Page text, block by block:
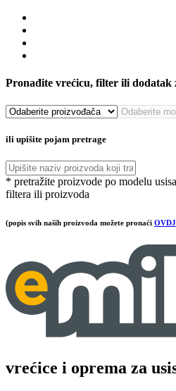
Pronađite vrećicu, filter ili dodatak
ili upišite pojam pretrage
* pretražite proizvode po modelu
filtera ili proizvoda
(popis svih naših proizvoda možete pronaći
vrećice i oprema za